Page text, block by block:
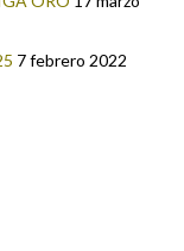
7 febrero 2022